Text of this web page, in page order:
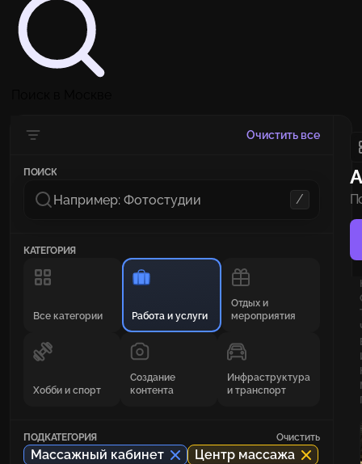
Очистить все
ПОИСК
/
КАТЕГОРИЯ
Все категории Работа и услуги
Отдых и
мероприятия
Хобби и спорт
Создание
контента
Инфраструктура
и транспорт
ПОДКАТЕГОРИЯ Очистить
Массажный кабинет Центр массажа